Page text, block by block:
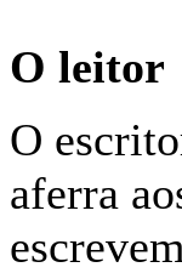
O leitor
O
aferra